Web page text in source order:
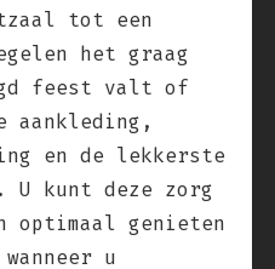
tot een
het graag
feest valt of
aankleding,
en de lekkerste
U kunt deze zorg
optimaal genieten
u